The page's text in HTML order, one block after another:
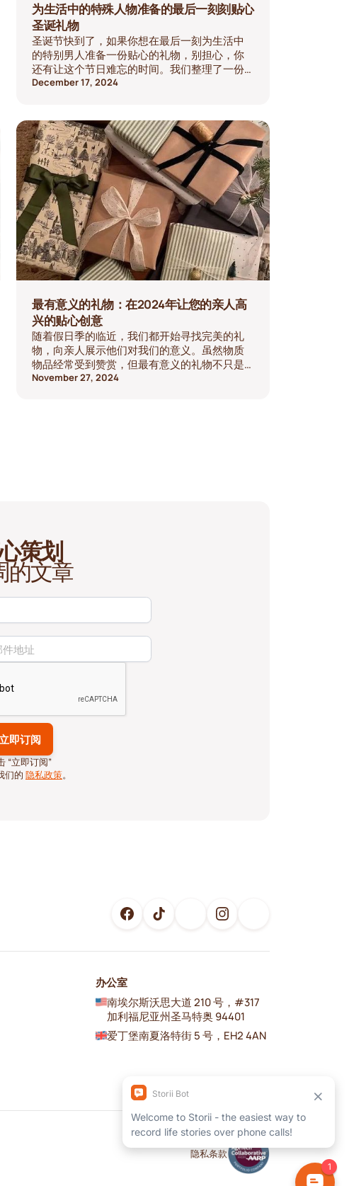
为生活中的特殊人物准备的最后一刻刻贴心
圣诞礼物
圣诞节快到了，如果你想在最后一刻为生活中
的特别男人准备一份贴心的礼物，别担心，你
还有让这个节日难忘的时间。我们整理了一份
他一定会喜欢的最后一刻有创意、个性化有意
December 17, 2024
最有意义的礼物：在2024年让您的亲人高
兴的贴心创意
随着假日季的临近，我们都开始寻找完美的礼
物，向亲人展示他们对我们的意义。虽然物质
物品经常受到赞赏，但最有意义的礼物不只是
表面上的——它们能唤起情感，创造持久的回
November 27, 2024
策划
的文章
“立即订阅”
们的 隐私政策。
办公室
南埃尔斯沃思大道 210 号，#317
加利福尼亚州圣马特奥 94401
爱丁堡南夏洛特街 5 号，EH2 4AN
隐私条款